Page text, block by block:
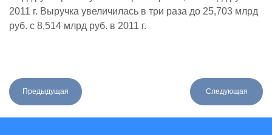
2011 г. Выручка увеличилась в три раза до 25,703 млрд
руб. с 8,514 млрд руб. в 2011 г.
Предыдущая Следующая